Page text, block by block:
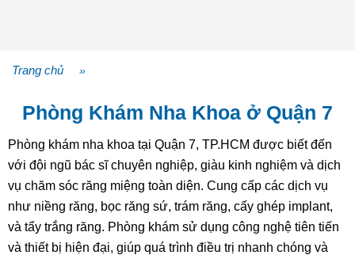
Trang chủ »
Phòng Khám Nha Khoa ở Quận 7
Phòng khám nha khoa tại Quận 7, TP.HCM được biết đến
với đội ngũ bác sĩ chuyên nghiệp, giàu kinh nghiệm và dịch
vụ chăm sóc răng miệng toàn diện. Cung cấp các dịch vụ
như niềng răng, bọc răng sứ, trám răng, cấy ghép implant,
và tẩy trắng răng. Phòng khám sử dụng công nghệ tiên tiến
và thiết bị hiện đại, giúp quá trình điều trị nhanh chóng và